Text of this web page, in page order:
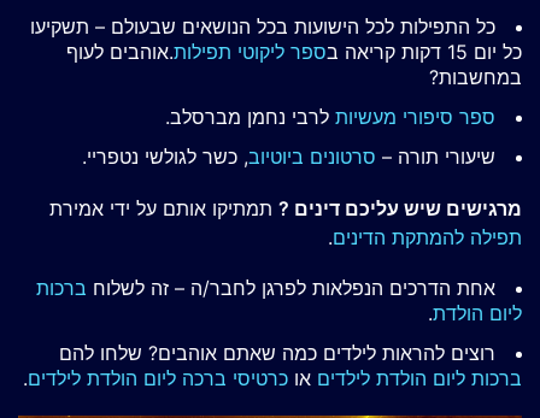
כל התפילות לכל הישועות בכל הנושאים שבעולם – תשקיעו
כל יום 15 דקות קריאה ב
ספר ליקוטי תפילות.אוהבים לעוף
במחשבות?
ספר סיפורי מעשיות לרבי נחמן מברסלב.
שיעורי תורה – סרטונים ביוטיוב, כשר לגולשי נטפריי.
מרגישים שיש עליכם דינים ? תמתיקו אותם על ידי אמירת
תפילה להמתקת הדינים.
אחת הדרכים הנפלאות לפרגן לחבר/ה – זה לשלוח ברכות
ליום הולדת.
רוצים להראות לילדים כמה שאתם אוהבים? שלחו להם
ברכות ליום הולדת לילדים או כרטיסי ברכה ליום הולדת לילדים.